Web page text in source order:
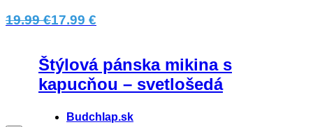
19.99 €17.99 €
Štýlová pánska mikina s
kapucňou – svetlošedá
Budchlap.sk